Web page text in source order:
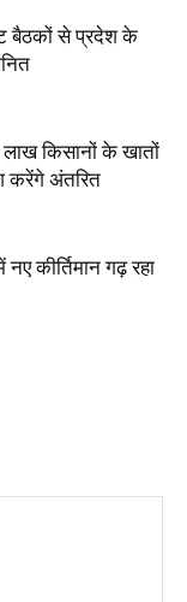
बैठकों से प्रदेश के
किसानों के खातों
करेंगे अंतरित
कीर्तिमान गढ़ रहा